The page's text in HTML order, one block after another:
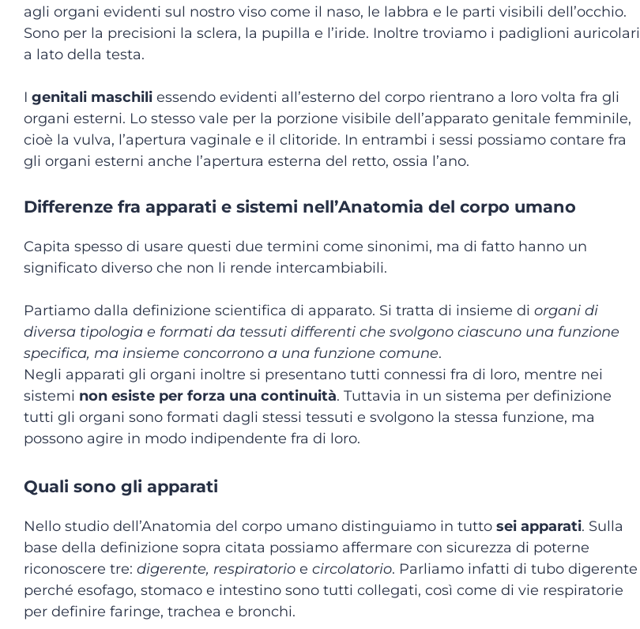
agli organi evidenti sul nostro viso come il naso, le labbra e le parti visibili dell’occhio.
Sono per la precisioni la sclera, la pupilla e l’iride. Inoltre troviamo i padiglioni auricolari
a lato della testa.
I genitali maschili essendo evidenti all’esterno del corpo rientrano a loro volta fra gli
organi esterni. Lo stesso vale per la porzione visibile dell’apparato genitale femminile,
cioè la vulva, l’apertura vaginale e il clitoride. In entrambi i sessi possiamo contare fra
gli organi esterni anche l’apertura esterna del retto, ossia l’ano.
Differenze fra apparati e sistemi nell’Anatomia del corpo umano
Capita spesso di usare questi due termini come sinonimi, ma di fatto hanno un
significato diverso che non li rende intercambiabili.
Partiamo dalla definizione scientifica di apparato. Si tratta di insieme di organi di
diversa tipologia e formati da tessuti differenti che svolgono ciascuno una funzione
specifica, ma insieme concorrono a una funzione comune.
Negli apparati gli organi inoltre si presentano tutti connessi fra di loro, mentre nei
sistemi non esiste per forza una continuità. Tuttavia in un sistema per definizione
tutti gli organi sono formati dagli stessi tessuti e svolgono la stessa funzione, ma
possono agire in modo indipendente fra di loro.
Quali sono gli apparati
Nello studio dell’Anatomia del corpo umano distinguiamo in tutto sei apparati. Sulla
base della definizione sopra citata possiamo affermare con sicurezza di poterne
riconoscere tre: digerente, respiratorio e circolatorio. Parliamo infatti di tubo digerente
perché esofago, stomaco e intestino sono tutti collegati, così come di vie respiratorie
per definire faringe, trachea e bronchi.